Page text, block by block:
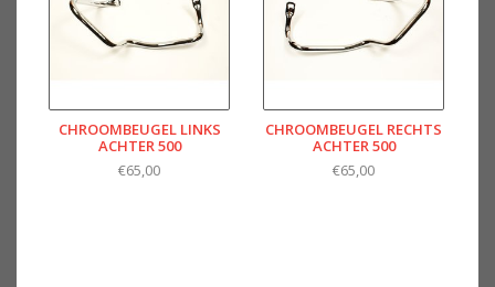
CHROOMBEUGEL LINKS
ACHTER 500
€65,00
CHROOMBEUGEL RECHTS
ACHTER 500
€65,00